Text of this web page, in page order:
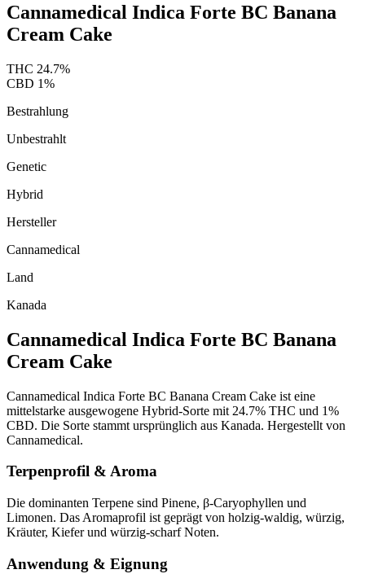
Cannamedical Indica Forte BC Banana
Cream Cake
THC 24.7%
CBD 1%
Bestrahlung
Unbestrahlt
Genetic
Hybrid
Hersteller
Cannamedical
Land
Kanada
Cannamedical Indica Forte BC Banana
Cream Cake
Cannamedical Indica Forte BC Banana Cream Cake ist eine
mittelstarke ausgewogene Hybrid-Sorte mit 24.7% THC und 1%
CBD. Die Sorte stammt ursprünglich aus Kanada. Hergestellt von
Cannamedical.
Terpenprofil & Aroma
Die dominanten Terpene sind Pinene, β-Caryophyllen und
Limonen. Das Aromaprofil ist geprägt von holzig-waldig, würzig,
Kräuter, Kiefer und würzig-scharf Noten.
Anwendung & Eignung